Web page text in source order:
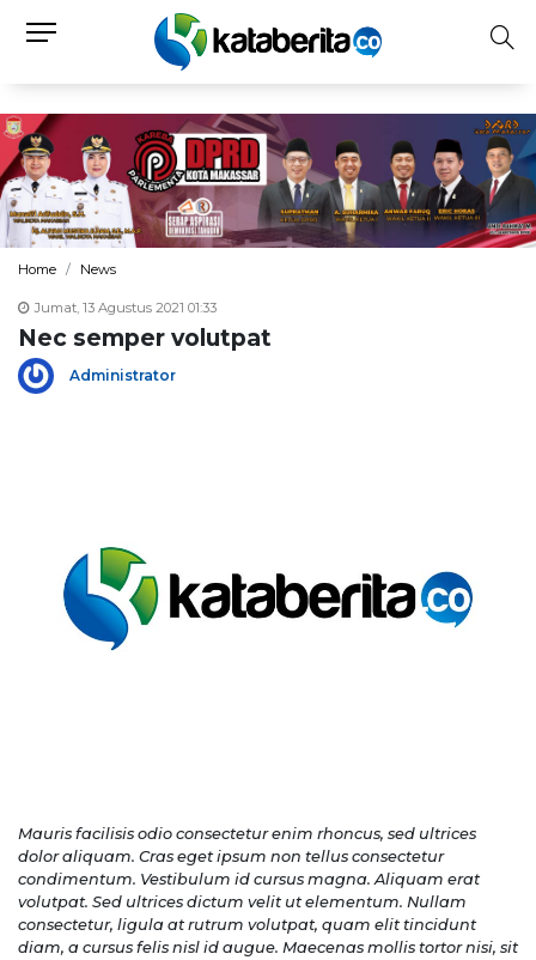
Home News
Jumat, 13 Agustus 2021 01:33
Nec semper volutpat
Administrator
Mauris facilisis odio consectetur enim rhoncus, sed ultrices
dolor aliquam. Cras eget ipsum non tellus consectetur
condimentum. Vestibulum id cursus magna. Aliquam erat
volutpat. Sed ultrices dictum velit ut elementum. Nullam
consectetur, ligula at rutrum volutpat, quam elit tincidunt
diam, a cursus felis nisl id augue. Maecenas mollis tortor nisi, sit